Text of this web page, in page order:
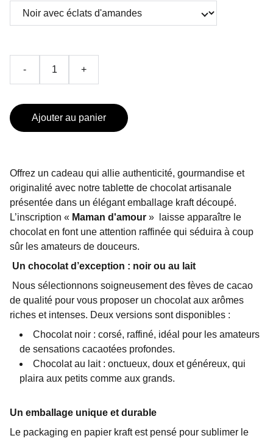
- +
Ajouter au panier
Offrez un cadeau qui allie authenticité, gourmandise et
originalité avec notre tablette de chocolat artisanale
présentée dans un élégant emballage kraft découpé.
L’inscription « Maman d'amour »
laisse apparaître le
chocolat en font une attention raffinée qui séduira à coup
sûr les amateurs de douceurs.
Un chocolat d’exception : noir ou au lait
Nous sélectionnons soigneusement des fèves de cacao
de qualité pour vous proposer un chocolat aux arômes
riches et intenses. Deux versions sont disponibles :
Chocolat noir : corsé, raffiné, idéal pour les amateurs
de sensations cacaotées profondes.
Chocolat au lait : onctueux, doux et généreux, qui
plaira aux petits comme aux grands.
Un emballage unique et durable
Le packaging en papier kraft est pensé pour sublimer le